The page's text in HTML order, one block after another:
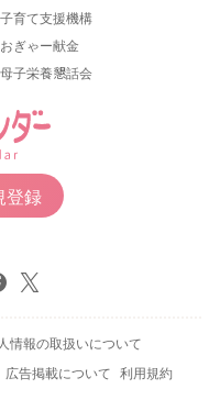
子育て支援機構
おぎゃー献金
母子栄養懇話会
登録
情報の取扱いについて
広告掲載について 利用規約